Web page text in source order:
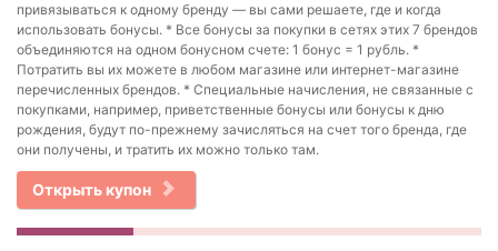
привязываться к одному бренду — вы сами решаете, где и когда
использовать бонусы. * Все бонусы за покупки в сетях этих 7 брендов
объединяются на одном бонусном счете: 1 бонус = 1 рубль. *
Потратить вы их можете в любом магазине или интернет-магазине
перечисленных брендов. * Специальные начисления, не связанные с
покупками, например, приветственные бонусы или бонусы к дню
рождения, будут по-прежнему зачисляться на счет того бренда, где
они получены, и тратить их можно только там.
Открыть купон